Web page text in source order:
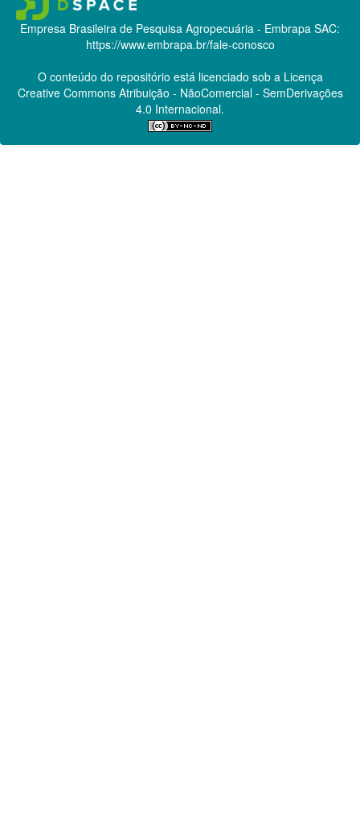
Empresa Brasileira de Pesquisa Agropecuária - Embrapa SAC:
https://www.embrapa.br/fale-conosco
O conteúdo do repositório está licenciado sob a Licença
Creative CommonsAtribuição - NãoComercial - SemDerivações
4.0 Internacional.